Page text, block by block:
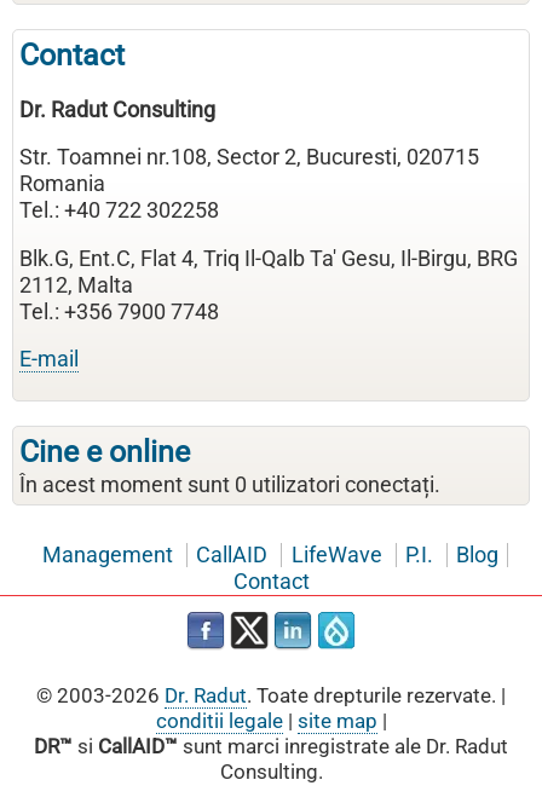
Contact
Dr. Radut Consulting
Str. Toamnei nr.108, Sector 2, Bucuresti, 020715
Romania
Tel.: +40 722 302258
Blk.G, Ent.C, Flat 4, Triq Il-Qalb Ta' Gesu, Il-Birgu, BRG
2112, Malta
Tel.: +356 7900 7748
E-mail
Cine e online
În acest moment sunt 0 utilizatori conectați.
Management CallAID LifeWave P.I.
Blog
Contact
© 2003-2026 Dr. Radut. Toate drepturile rezervate. |
conditii legale| site map |
DR™ si CallAID™ sunt marci inregistrate ale Dr. Radut
Consulting.